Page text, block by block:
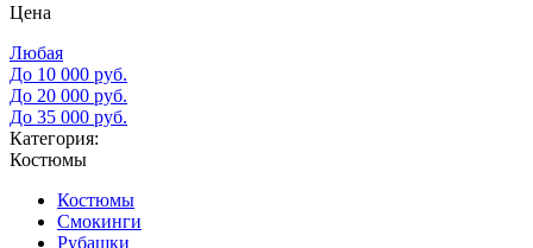
Цена
Любая
До 10 000 руб.
До 20 000 руб.
До 35 000 руб.
Категория:
Костюмы
Костюмы
Смокинги
Рубашки